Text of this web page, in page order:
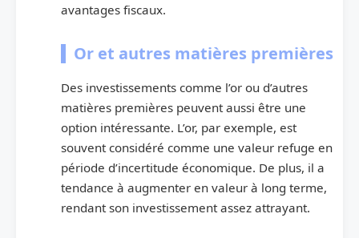
avantages fiscaux.
Or et autres matières premières
Des investissements comme l’or ou d’autres
matières premières peuvent aussi être une
option intéressante. L’or, par exemple, est
souvent considéré comme une valeur refuge en
période d’incertitude économique. De plus, il a
tendance à augmenter en valeur à long terme,
rendant son investissement assez attrayant.